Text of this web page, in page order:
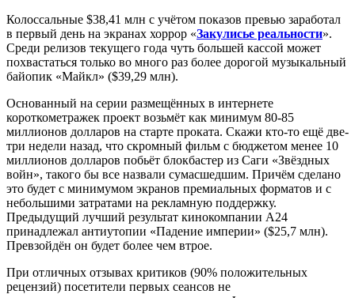
Колоссальные $38,41 млн с учётом показов превью заработал
в первый день на экранах хоррор «Закулисье реальности».
Среди релизов текущего года чуть большей кассой может
похвастаться только во много раз более дорогой музыкальный
байопик «Майкл» ($39,29 млн).
Основанный на серии размещённых в интернете
короткометражек проект возьмёт как минимум 80-85
миллионов долларов на старте проката. Скажи кто-то ещё две-
три недели назад, что скромный фильм с бюджетом менее 10
миллионов долларов побьёт блокбастер из Саги «Звёздных
войн», такого бы все назвали сумасшедшим. Причём сделано
это будет с минимумом экранов премиальных форматов и с
небольшими затратами на рекламную поддержку.
Предыдущий лучший результат кинокомпании A24
принадлежал антиутопии «Падение империи» ($25,7 млн).
Превзойдён он будет более чем втрое.
При отличных отзывах критиков (90% положительных
рецензий) посетители первых сеансов не